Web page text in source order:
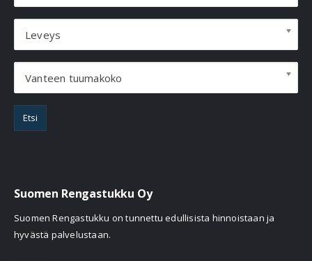
Leveys
Vanteen tuumakoko
Etsi
Suomen Rengastukku Oy
Suomen Rengastukku on tunnettu edullisista hinnoistaan ja
hyvästä palvelustaan.